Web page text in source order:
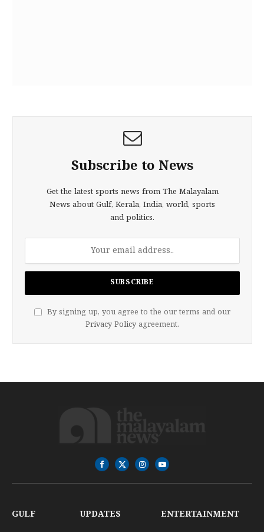
Subscribe to News
Get the latest sports news from The Malayalam
News about Gulf, Kerala, India, world, sports
and politics.
By signing up, you agree to the our terms and our
Privacy Policy agreement.
Facebook
X
(Twitter)
InstagramYouTube
GULF UPDATES ENTERTAINMENT